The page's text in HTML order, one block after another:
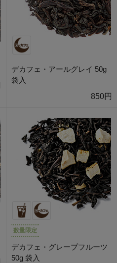
デカフェ・アールグレイ 50g
袋入
850円
数量限定
デカフェ・グレープフルーツ
50g 袋入